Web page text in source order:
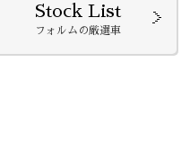
Stock List
フォルムの厳選車